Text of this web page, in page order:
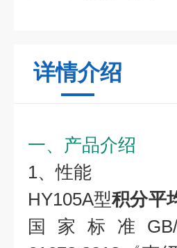
详情介绍
一、产品介绍
1、性能
HY105A型积分平
国家标准